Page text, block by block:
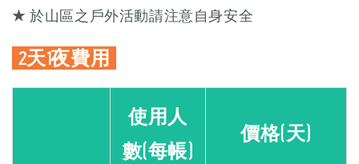
★ 於山區之戶外活動請注意自身安全
2天1夜費用
使用人
數(每帳)
價格(天)